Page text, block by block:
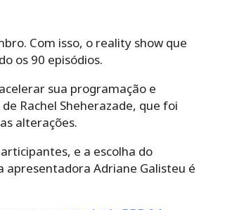
Com isso, o reality show que
os 90 episódios.
sua programação e
Rachel Sheherazade, que foi
alterações.
e a escolha do
apresentadora Adriane Galisteu é